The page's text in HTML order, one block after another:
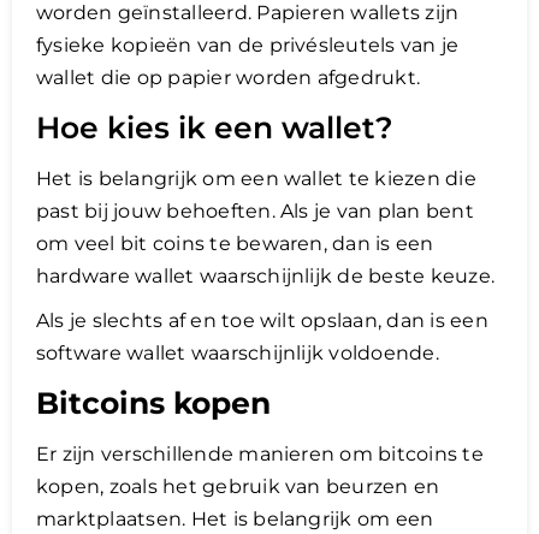
worden geïnstalleerd. Papieren wallets zijn
fysieke kopieën van de privésleutels van je
wallet die op papier worden afgedrukt.
Hoe kies ik een wallet?
Het is belangrijk om een wallet te kiezen die
past bij jouw behoeften. Als je van plan bent
om veel bit coins te bewaren, dan is een
hardware wallet waarschijnlijk de beste keuze.
Als je slechts af en toe wilt opslaan, dan is een
software wallet waarschijnlijk voldoende.
Bitcoins kopen
Er zijn verschillende manieren om bitcoins te
kopen, zoals het gebruik van beurzen en
marktplaatsen. Het is belangrijk om een